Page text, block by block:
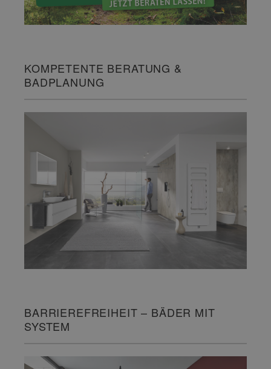
KOMPETENTE BERATUNG &
BADPLANUNG
BARRIEREFREIHEIT – BÄDER MIT
SYSTEM